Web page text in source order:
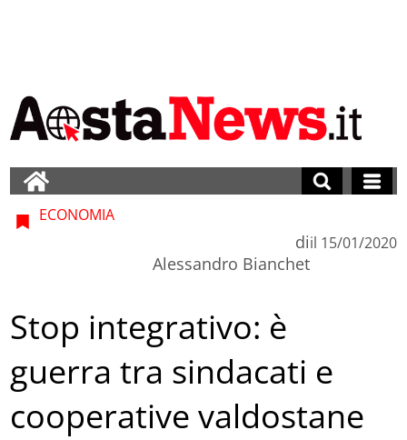
ECONOMIA
di
Alessandro Bianchet
il 15/01/2020
Stop integrativo: è
guerra tra sindacati e
cooperative valdostane